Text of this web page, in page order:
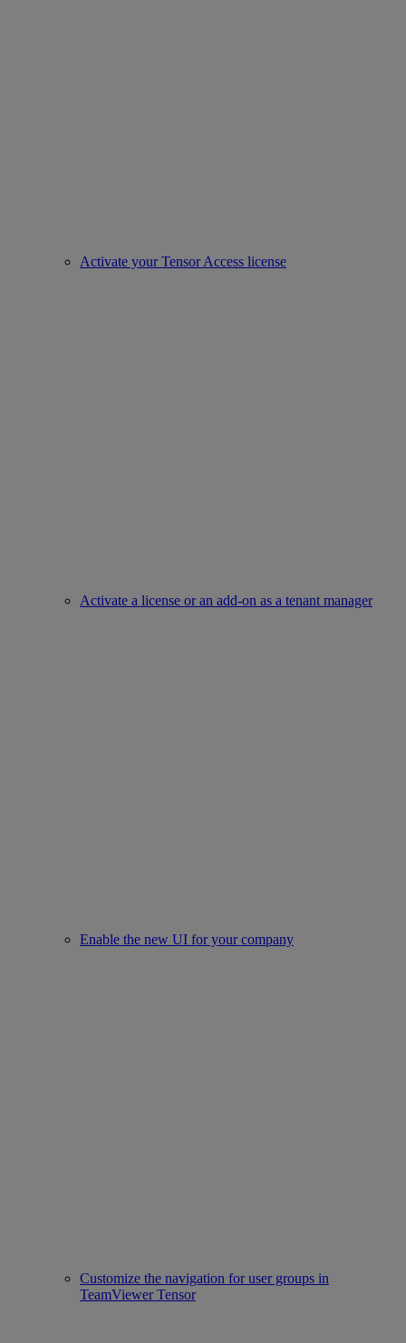
Activate your Tensor Access license
Activate a license or an add-on as a tenant manager
Enable the new UI for your company
Customize the navigation for user groups in
TeamViewer Tensor